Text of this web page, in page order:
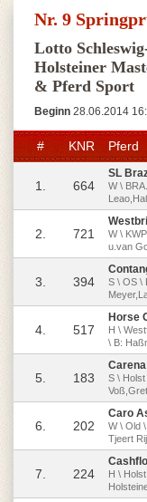
Nr. 9
Lotto
Holsteiner
& Pferd Sport
Beginn 28.06.2014
# KNR Pferd
1. 664
SL
W \
2. 721
W \
u.van
3. 394
S \ OS \
4. 517
Horse
H \
\ B:
5. 183
Carena
S \
6. 202
Caro
W \ Old
Tjeert
7. 224
H \